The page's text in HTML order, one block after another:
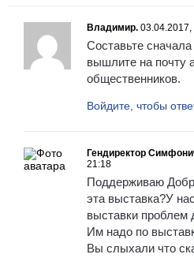
Владимир. 03.04.2017,
Составьте
вышлите на почту
общественников.
Войдите, чтобы
Гендиректор
21:18
Поддерживаю
эта выставка?У
выставки проблем
Им надо по
Вы слыхали что